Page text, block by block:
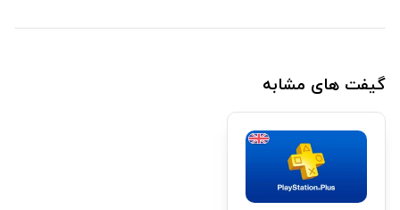
گیفت های مشابه